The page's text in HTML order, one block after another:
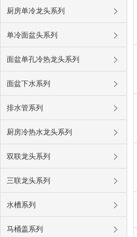
厨房单冷龙头系列
单冷面盆头系列
面盆单孔冷热龙头系列
面盆下水系列
排水管系列
厨房冷热水龙头系列
双联龙头系列
三联龙头系列
水槽系列
马桶盖系列